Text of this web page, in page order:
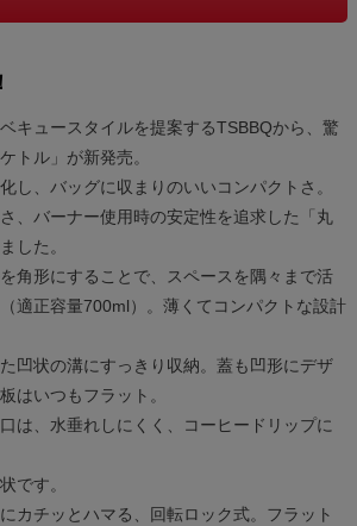
キュースタイルを提案するTSBBQから、驚
トル」が新発売。
し、バッグに収まりのいいコンパクトさ。
、バーナー使用時の安定性を追求した「丸
した。
角形にすることで、スペースを隅々まで活
適正容量700ml）。薄くてコンパクトな設計
凹状の溝にすっきり収納。蓋も凹形にデザ
はいつもフラット。
は、水垂れしにくく、コーヒードリップに
です。
カチッとハマる、回転ロック式。フラット